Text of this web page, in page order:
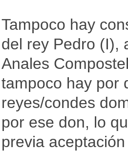
Tampoco hay
del rey Pedro (I),
Anales
tampoco hay por
reyes/condes
por ese don, lo
previa